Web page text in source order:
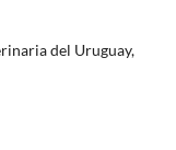
del Uruguay,